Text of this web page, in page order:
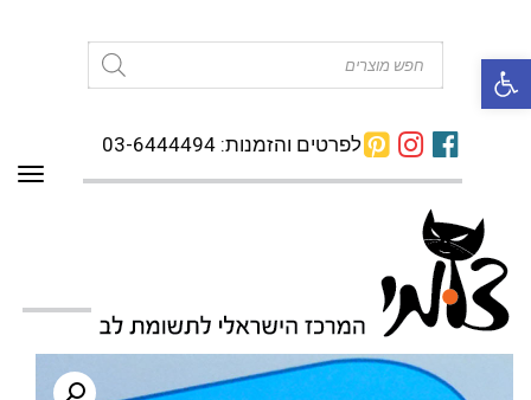
פתח סרגל נגישות
לפרטים והזמנות: 03-6444494